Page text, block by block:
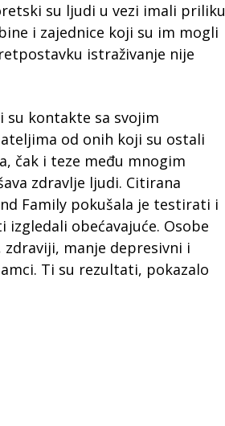
su ljudi u vezi imali priliku
i zajednice koji su im mogli
istraživanje nije
su kontakte sa svojim
od onih koji su ostali
čak i teze među mnogim
zdravlje ljudi. Citirana
Family pokušala je testirati i
obećavajuće. Osobe
manje depresivni i
Ti su rezultati, pokazalo